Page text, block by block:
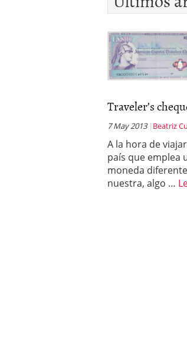
Traveler’s
7 May 2013 Beatriz
A la hora de
país que emplea
moneda
nuestra, algo …